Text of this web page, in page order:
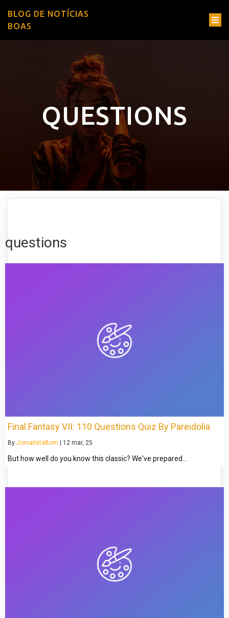
BLOG DE NOTÍCIAS
BOAS
QUESTIONS
questions
Final Fantasy VII: 110 Questions Quiz By Pareidolia
By JornalistaBom | 12 mar, 25
But how well do you know this classic? We've prepared…